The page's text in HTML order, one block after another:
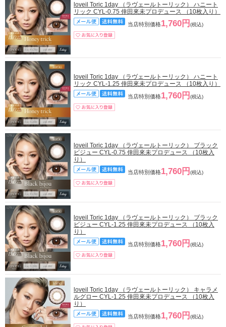
loveil Toric 1day （ラヴェールトーリック） ハニート
リック CYL-0.75 倖田來未プロデュース （10枚入り）
当店特別価格1,760円 (税込)
loveil Toric 1day （ラヴェールトーリック） ハニート
リック CYL-1.25 倖田來未プロデュース （10枚入り）
当店特別価格1,760円 (税込)
loveil Toric 1day （ラヴェールトーリック） ブラック
ビジュー CYL-0.75 倖田來未プロデュース （10枚入
り）
当店特別価格1,760円 (税込)
loveil Toric 1day （ラヴェールトーリック） ブラック
ビジュー CYL-1.25 倖田來未プロデュース （10枚入
り）
当店特別価格1,760円 (税込)
loveil Toric 1day （ラヴェールトーリック） キャラメ
ルグロー CYL-1.25 倖田來未プロデュース （10枚入
り）
当店特別価格1,760円 (税込)